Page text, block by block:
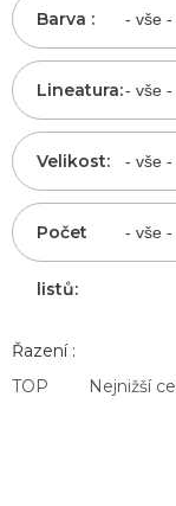
Barva :
Lineatura:
Velikost:
Počet
listů:
Řazení :
TOP
Nejnižší